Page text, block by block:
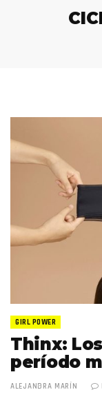
GIRL POWER
Thinx:
período
ALEJANDRA MARÍN